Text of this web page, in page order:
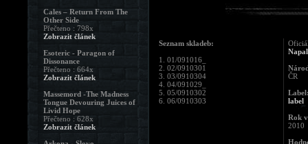
Seznam skladeb:
1. 01/091016_
2. 02/0910301
3. 03/0910304
4. 04/091029_
5. 05/0910302
6. 06/0910303
ČR
label
Rok
2010
Cales – Return From The
Other Side
Přečteno : 798x
Zobrazit článek
Esoteric - Paragon of
Dissonance
Přečteno : 664x
Zobrazit článek
Massemord -The Madness
Tongue Devouring Juices of
Livid Hope
Přečteno : 628x
Zobrazit článek